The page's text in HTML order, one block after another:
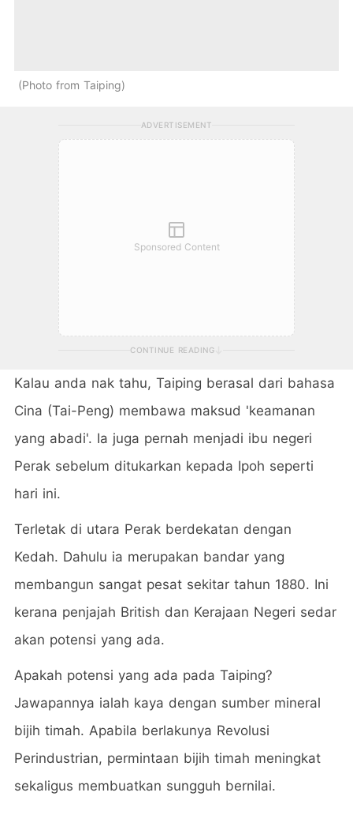
Photo from Taiping
ADVERTISEMENT
Sponsored Content
CONTINUE READING
Kalau anda nak tahu, Taiping berasal dari bahasa
Cina (Tai-Peng) membawa maksud 'keamanan
yang abadi'. Ia juga pernah menjadi ibu negeri
Perak sebelum ditukarkan kepada Ipoh seperti
hari ini.
Terletak di utara Perak berdekatan dengan
Kedah. Dahulu ia merupakan bandar yang
membangun sangat pesat sekitar tahun 1880. Ini
kerana penjajah British dan Kerajaan Negeri sedar
akan potensi yang ada.
Apakah potensi yang ada pada Taiping?
Jawapannya ialah kaya dengan sumber mineral
bijih timah. Apabila berlakunya Revolusi
Perindustrian, permintaan bijih timah meningkat
sekaligus membuatkan sungguh bernilai.